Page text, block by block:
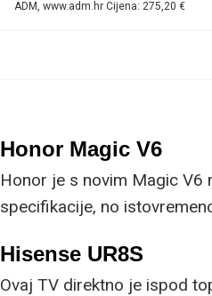
ADM, www.adm.hr Cijena: 275,20 €
Honor Magic V6
Honor je s novim Magic
specifikacije, no
Hisense UR8S
Ovaj TV direktno je ispod